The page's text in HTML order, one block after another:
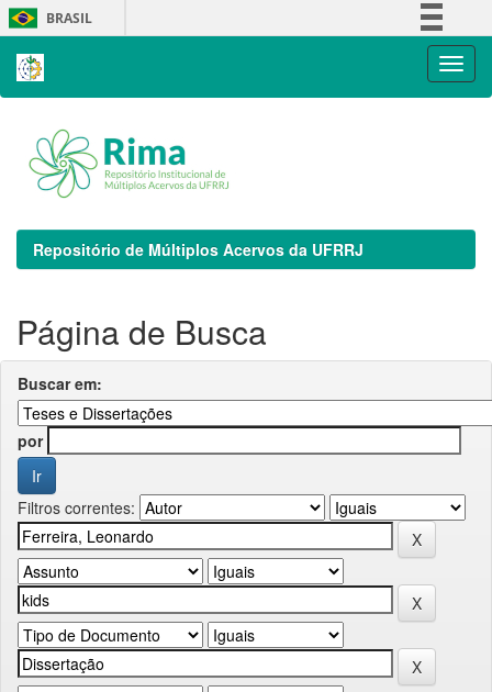
Skip
navigation
BRASIL
Repositório de Múltiplos Acervos da UFRRJ
Página de Busca
Buscar em:
por
Filtros correntes: